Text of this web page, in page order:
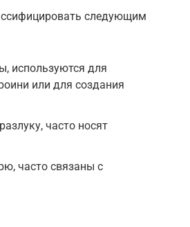
следующим
используются для
или для создания
часто носят
часто связаны с